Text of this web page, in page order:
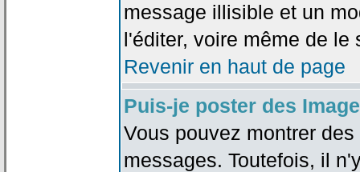
message illisible et un
l'éditer, voire même de le
Revenir en haut de page
Puis-je poster des
Vous pouvez montrer
messages. Toutefois, il